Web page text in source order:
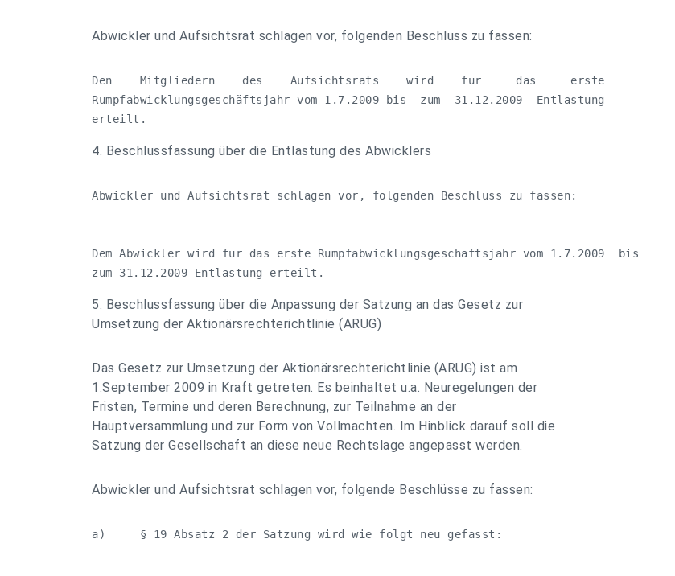
Abwickler und Aufsichtsrat schlagen vor, folgenden Beschluss zu fassen:
Den    Mitgliedern    des    Aufsichtsrats    wird    für     das     erste
Rumpfabwicklungsgeschäftsjahr vom 1.7.2009 bis  zum  31.12.2009  Entlastung
erteilt.
4. Beschlussfassung über die Entlastung des Abwicklers
Abwickler und Aufsichtsrat schlagen vor, folgenden Beschluss zu fassen:
Dem Abwickler wird für das erste Rumpfabwicklungsgeschäftsjahr vom 1.7.2009  bis
zum 31.12.2009 Entlastung erteilt.
5. Beschlussfassung über die Anpassung der Satzung an das Gesetz zur
Umsetzung der Aktionärsrechterichtlinie (ARUG)
Das Gesetz zur Umsetzung der Aktionärsrechterichtlinie (ARUG) ist am
1.September 2009 in Kraft getreten. Es beinhaltet u.a. Neuregelungen der
Fristen, Termine und deren Berechnung, zur Teilnahme an der
Hauptversammlung und zur Form von Vollmachten. Im Hinblick darauf soll die
Satzung der Gesellschaft an diese neue Rechtslage angepasst werden.
Abwickler und Aufsichtsrat schlagen vor, folgende Beschlüsse zu fassen:
a)     § 19 Absatz 2 der Satzung wird wie folgt neu gefasst: